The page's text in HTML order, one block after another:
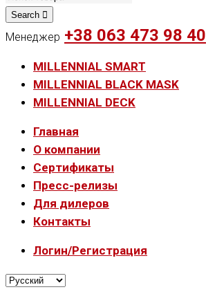
Search
Менеджер +38 063 473 98 40
MILLENNIAL SMART
MILLENNIAL BLACK MASK
MILLENNIAL DECK
Главная
О компании
Сертификаты
Пресс-релизы
Для дилеров
Контакты
Логин/Регистрация